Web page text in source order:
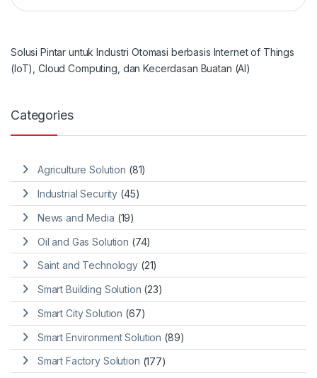
Solusi Pintar untuk Industri Otomasi berbasis Internet of Things
(IoT), Cloud Computing, dan Kecerdasan Buatan (AI)
Categories
Agriculture Solution (81)
Industrial Security (45)
News and Media (19)
Oil and Gas Solution (74)
Saint and Technology (21)
Smart Building Solution (23)
Smart City Solution (67)
Smart Environment Solution (89)
Smart Factory Solution (177)